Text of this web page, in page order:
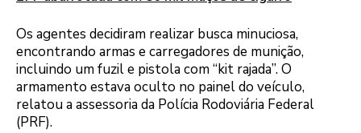
Os agentes decidiram realizar busca minuciosa,
encontrando armas e carregadores de munição,
incluindo um fuzil e pistola com “kit rajada”. O
armamento estava oculto no painel do veículo,
relatou a assessoria da Polícia Rodoviária Federal
(PRF).